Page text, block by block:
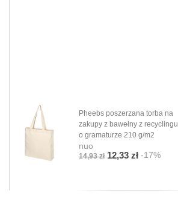
Pheebs poszerzana torba na
zakupy z bawełny z recyclingu
o gramaturze 210 g/m2
nuo
14,93 zł 12,33 zł -17%